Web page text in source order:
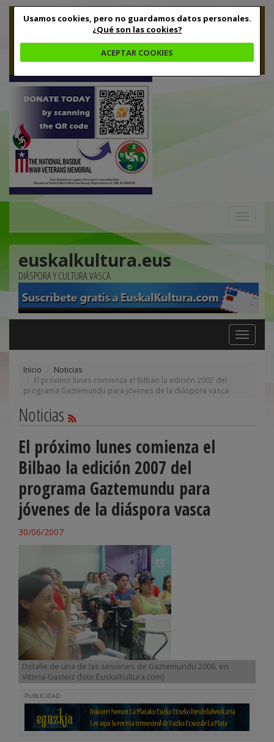
Usamos cookies, pero no guardamos datos personales.
¿Qué son las cookies?
ACEPTAR COOKIES
euskalkultura.eus
DIÁSPORA Y CULTURA VASCA
Toggle
navigation
Inicio
Noticias
El próximo lunes comienza el Bilbao la edición 2007 del
programa Gaztemundu para jóvenes de la diáspora vasca
Noticias
El próximo lunes comienza el
Bilbao la edición 2007 del
programa Gaztemundu para
jóvenes de la diáspora vasca
30/06/2007
Detalle de una de las sesiones de Gaztemundu 2006, en
Vitoria-Gasteiz (foto EuskalKultura.com)
PUBLICIDAD